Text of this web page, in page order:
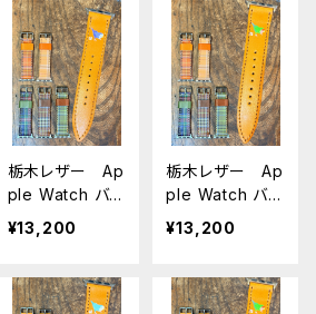
木レザー アッ
プルウォッチバン
ド 時計ベル
ト こざくらいん
こ AppleWatc
h 対応 バンド
シリーズ9 SE
2023 8 SE2 7
6 SE 5 4 3 2 1
に対応
タンチェック ア
ップルウォッチバ
ンド 時計ベル
ト こざくらいん
こ AppleWatc
h 対応 バンド
シリーズ9 SE
2023 8 SE2 7
6 SE 5 4 3 2 1
に対応
栃木レザー Ap
ple Watch バン
ド コザクライン
コ バイオレッ
ータンチェック
¥13,200
栃木レザー Ap
ple Watch バン
ド コザクライン
コ ノーマル
ータンチェック
¥13,200